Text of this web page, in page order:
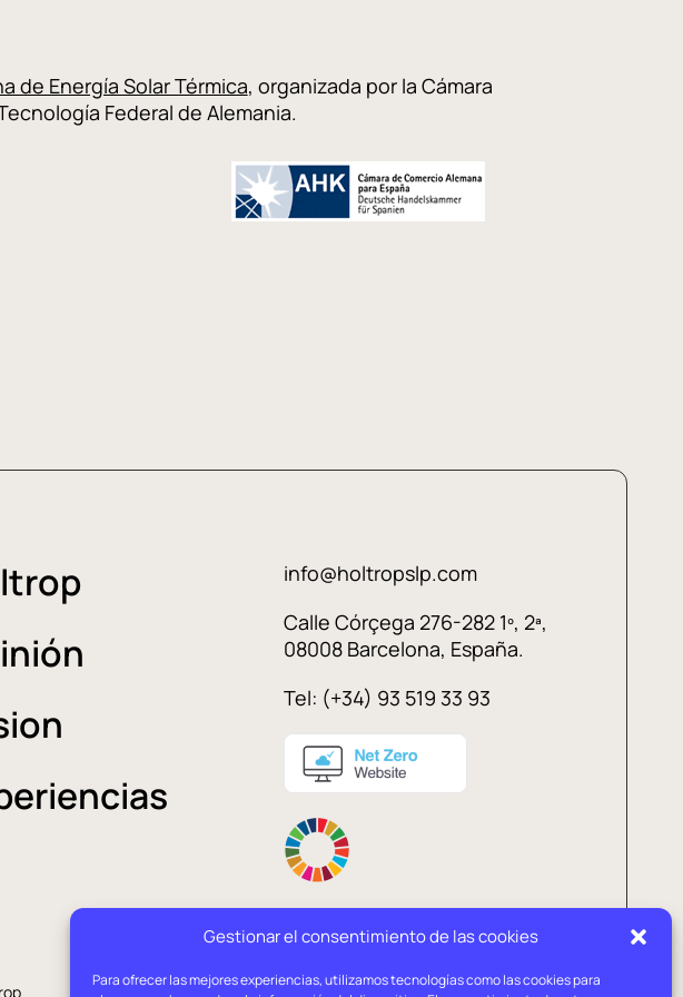
Gestionar el consentimiento de las cookies
Para ofrecer las mejores experiencias, utilizamos tecnologías como las cookies para
de Energía Solar Térmica, organizada por la Cámara
Federal de Alemania.
info@holtropslp.com
Calle Córçega 276-282 1º, 2ª,
08008 Barcelona, España.
Tel: (+34) 93 519 33 93
Aviso Política de Política de